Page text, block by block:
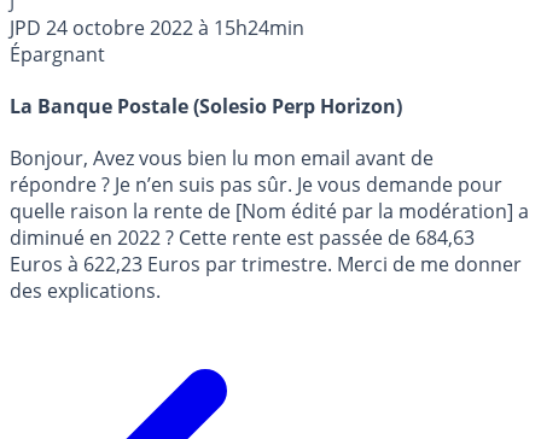
JPD 24 octobre 2022 à 15h24min
Épargnant
La Banque Postale (Solesio Perp Horizon)
Bonjour, Avez vous bien lu mon email avant de
répondre ? Je n’en suis pas sûr. Je vous demande pour
quelle raison la rente de [Nom édité par la modération] a
diminué en 2022 ? Cette rente est passée de 684,63
Euros à 622,23 Euros par trimestre. Merci de me donner
des explications.